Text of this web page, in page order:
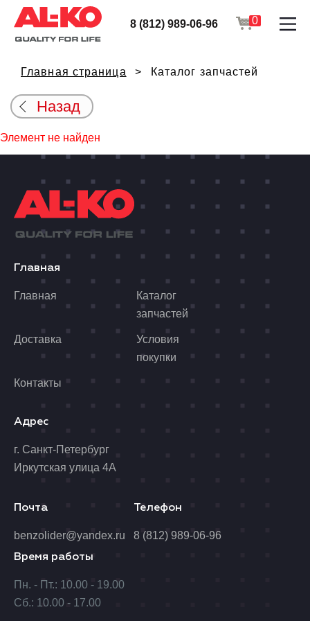
8 (812) 989-06-96 0
Главная страница Каталог запчастей
Назад
Элемент не найден
Главная
Главная
Каталог
запчастей
Доставка
Условия
покупки
Контакты
Адрес
г. Санкт-Петербург
Иркутская улица 4А
Время работы
Пн. - Пт.: 10.00 - 19.00
Сб.: 10.00 - 17.00
Почта
benzolider@yandex.ru
Телефон
8 (812) 989-06-96